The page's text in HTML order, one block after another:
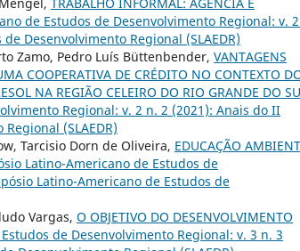
de Estudos de Desenvolvimento Regional: v.
Desenvolvimento Regional (SLAEDR)
Zamo, Pedro Luís Büttenbender, VANTAGENS
COOPERATIVA DE CRÉDITO NO CONTEXTO
NA REGIÃO CELEIRO DO RIO GRANDE DO
Regional: v. 2 n. 2 (2021): Anais do II
(SLAEDR)
Tarcisio Dorn de Oliveira, EDUCAÇÃO
Latino-Americano de Estudos de
Latino-Americano de Estudos de
Vargas, O OBJETIVO DO DESENVOLVIMENTO
de Desenvolvimento Regional: v. 3 n. 3